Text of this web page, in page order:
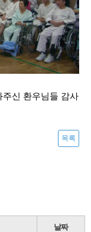
신 환우님들 감사
목록
날짜